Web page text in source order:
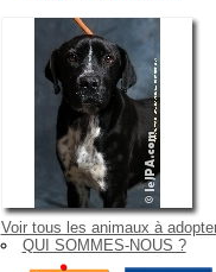
Voir tous les animaux à
QUI SOMMES-NOUS ?